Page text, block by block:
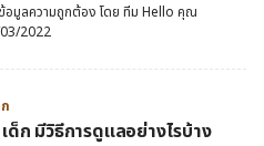
อมูลความถูกต้อง โดย ทีม Hello คุณ
2022
ด็ก มีวิธีการดูแลอย่างไรบ้าง